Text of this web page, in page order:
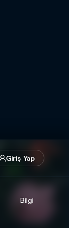
Giriş Yap
Bilgi